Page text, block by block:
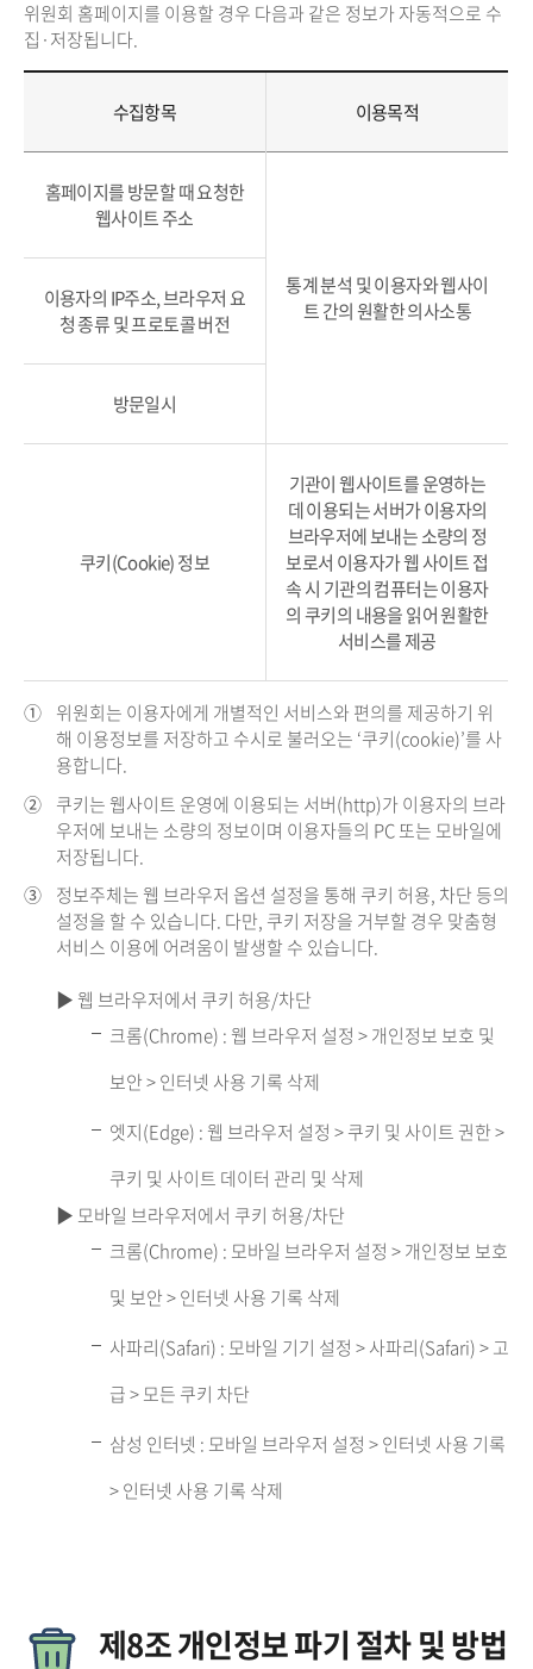
위원회 홈페이지를 이용할 경우 다음과 같은 정보가 자동적으로 수
집·저장됩니다.
수집항목 이용목적
홈페이지를 방문할 때 요청한
웹사이트 주소
통계 분석 및 이용자와 웹사이
트 간의 원활한 의사소통
이용자의 IP주소, 브라우저 요
청 종류 및 프로토콜 버전
방문일시
쿠키(Cookie) 정보
기관이 웹사이트를 운영하는
데 이용되는 서버가 이용자의
브라우저에 보내는 소량의 정
보로서 이용자가 웹 사이트 접
속 시 기관의 컴퓨터는 이용자
의 쿠키의 내용을 읽어 원활한
서비스를 제공
① 위원회는 이용자에게 개별적인 서비스와 편의를 제공하기 위
해 이용정보를 저장하고 수시로 불러오는 ‘쿠키(cookie)’를 사
용합니다.
② 쿠키는 웹사이트 운영에 이용되는 서버(http)가 이용자의 브라
우저에 보내는 소량의 정보이며 이용자들의 PC 또는 모바일에
저장됩니다.
③ 정보주체는 웹 브라우저 옵션 설정을 통해 쿠키 허용, 차단 등의
설정을 할 수 있습니다. 다만, 쿠키 저장을 거부할 경우 맞춤형
서비스 이용에 어려움이 발생할 수 있습니다.
▶ 웹 브라우저에서 쿠키 허용/차단
크롬(Chrome) : 웹 브라우저 설정 > 개인정보 보호 및
보안 > 인터넷 사용 기록 삭제
엣지(Edge) : 웹 브라우저 설정 > 쿠키 및 사이트 권한 >
쿠키 및 사이트 데이터 관리 및 삭제
▶ 모바일 브라우저에서 쿠키 허용/차단
크롬(Chrome) : 모바일 브라우저 설정 > 개인정보 보호
및 보안 > 인터넷 사용 기록 삭제
사파리(Safari) : 모바일 기기 설정 > 사파리(Safari) > 고
급 > 모든 쿠키 차단
삼성 인터넷 : 모바일 브라우저 설정 > 인터넷 사용 기록
> 인터넷 사용 기록 삭제
제8조 개인정보 파기 절차 및 방법